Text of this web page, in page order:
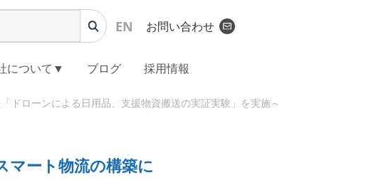
EN お問い合わせ
について▼ ブログ 採用情報
ドローンによる日用品、支援物資搬送の実証実験」を実施～ドローン配送と陸上
マート物流の構築に